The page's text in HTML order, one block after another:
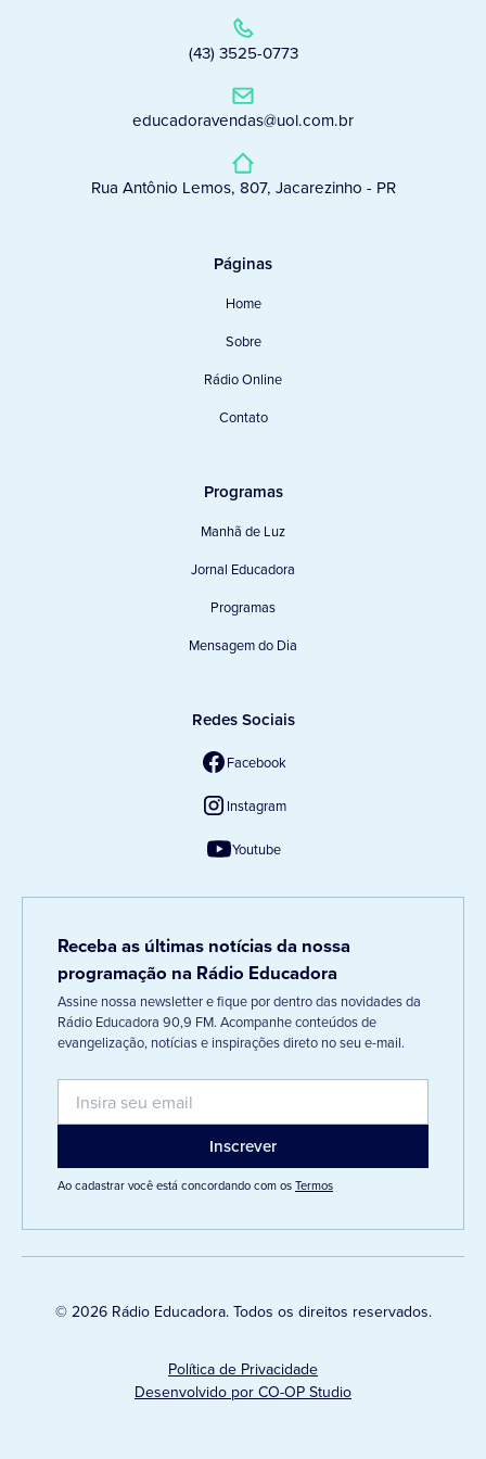
(43) 3525-0773
educadoravendas@uol.com.br
Rua Antônio Lemos, 807, Jacarezinho - PR
Páginas
Home
Sobre
Rádio Online
Contato
Programas
Manhã de Luz
Jornal Educadora
Programas
Mensagem do Dia
Redes Sociais
Facebook
Instagram
Youtube
Receba as últimas notícias da nossa
programação na Rádio Educadora
Assine nossa newsletter e fique por dentro das novidades da
Rádio Educadora 90,9 FM. Acompanhe conteúdos de
evangelização, notícias e inspirações direto no seu e-mail.
Ao cadastrar você está concordando com osTermos
© 2026 Rádio Educadora. Todos os direitos reservados.
Política de Privacidade
Desenvolvido por CO-OP Studio